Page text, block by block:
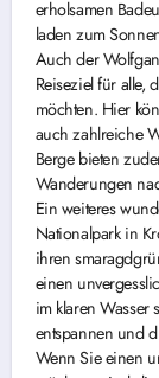
erholsamen
laden zum
Auch der
Reiseziel für alle,
möchten. Hier
auch zahlreiche
Berge bieten
Wanderungen
Ein weiteres
Nationalpark in
ihren
einen
im klaren
entspannen und
Wenn Sie einen